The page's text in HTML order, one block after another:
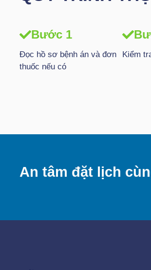
Bước 1
Đọc hồ sơ bệnh án và đơn
thuốc nếu có
Kiểm
An tâm đặt lịch